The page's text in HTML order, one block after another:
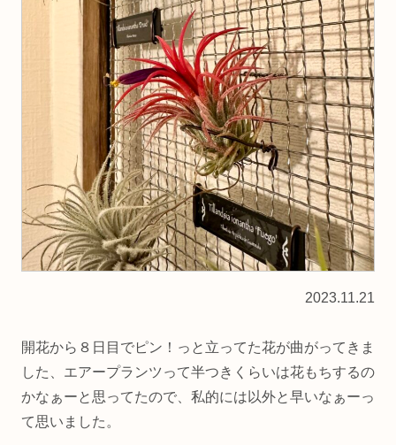
2023.11.21
開花から８日目でピン！っと立ってた花が曲がってきま
した、エアープランツって半つきくらいは花もちするの
かなぁーと思ってたので、私的には以外と早いなぁーっ
て思いました。